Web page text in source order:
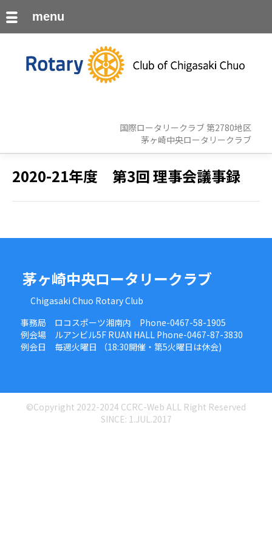
国際ロータリークラブ 第2780地区
茅ヶ崎中央ロータリークラブ
2020-21年度 第3回 理事会議事録
茅ヶ崎中央ロータリークラブ
Chigasaki Chuo Rotary Club
事務局 ロコスポーツ湘南内 Phone-0467-58-1905
例会場 ルアンビル5F RUAN HALL Phone-0467-87-3830
例会日 毎週火曜日 （18:30開催・第5火曜日は休会)
©Copyright 2022-2024 CCRC-Web ALL Right Reserved
SINCE: 1.JUL.2017
menu